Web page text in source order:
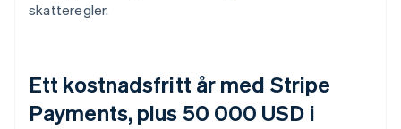
skatteregler.
Ett kostnadsfritt år med Stripe
Payments, plus 50 000 USD i